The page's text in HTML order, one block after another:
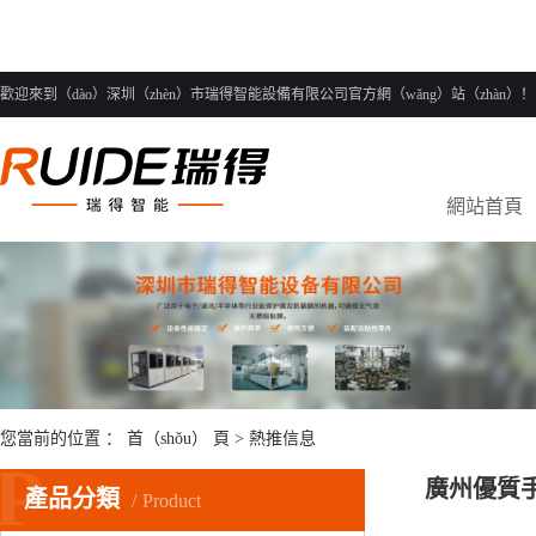
歡迎來到（dào）深圳（zhèn）市瑞得智能設備有限公司官方網（wǎng）站（zhàn）！
網站首頁
您當前的位置 ： 首（shǒu） 頁 > 熱推信息
產品分類 Product 廣州優質